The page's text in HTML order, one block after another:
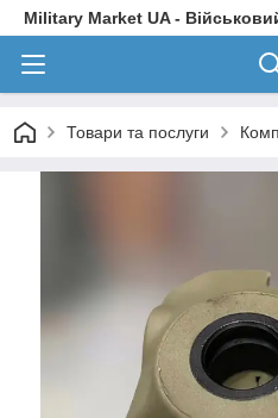
Military Market UA -
Товари та послуги